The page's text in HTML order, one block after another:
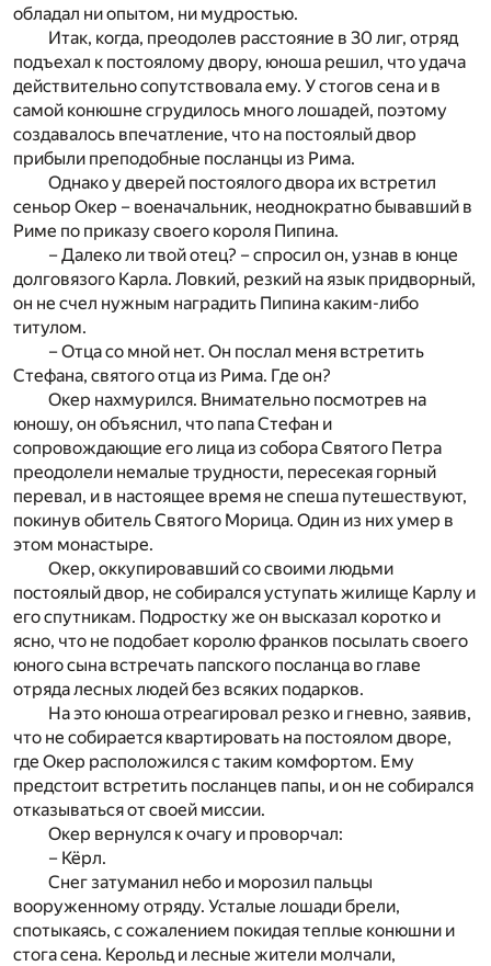
обладал ни опытом, ни мудростью.
Итак, когда, преодолев расстояние в 30 лиг, отряд
подъехал к постоялому двору, юноша решил, что удача
действительно сопутствовала ему. У стогов сена и в
самой конюшне сгрудилось много лошадей, поэтому
создавалось впечатление, что на постоялый двор
прибыли преподобные посланцы из Рима.
Однако у дверей постоялого двора их встретил
сеньор Окер – военачальник, неоднократно бывавший в
Риме по приказу своего короля Пипина.
– Далеко ли твой отец? – спросил он, узнав в юнце
долговязого Карла. Ловкий, резкий на язык придворный,
он не счел нужным наградить Пипина каким-либо
титулом.
– Отца со мной нет. Он послал меня встретить
Стефана, святого отца из Рима. Где он?
Окер нахмурился. Внимательно посмотрев на
юношу, он объяснил, что папа Стефан и
сопровождающие его лица из собора Святого Петра
преодолели немалые трудности, пересекая горный
перевал, и в настоящее время не спеша путешествуют,
покинув обитель Святого Морица. Один из них умер в
этом монастыре.
Окер, оккупировавший со своими людьми
постоялый двор, не собирался уступать жилище Карлу и
его спутникам. Подростку же он высказал коротко и
ясно, что не подобает королю франков посылать своего
юного сына встречать папского посланца во главе
отряда лесных людей без всяких подарков.
На это юноша отреагировал резко и гневно, заявив,
что не собирается квартировать на постоялом дворе,
где Окер расположился с таким комфортом. Ему
предстоит встретить посланцев папы, и он не собирался
отказываться от своей миссии.
Окер вернулся к очагу и проворчал:
– Кёрл.
Снег затуманил небо и морозил пальцы
вооруженному отряду. Усталые лошади брели,
спотыкаясь, с сожалением покидая теплые конюшни и
стога сена. Керольд и лесные жители молчали,